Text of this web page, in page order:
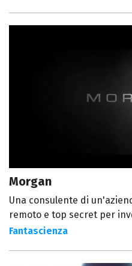
Morgan
Una consulente di
remoto e top secret per
Fantascienza